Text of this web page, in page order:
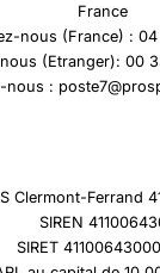
France
nous (France) :
(Etranger): 00
nous :
Clermont-Ferrand
SIREN
SIRET